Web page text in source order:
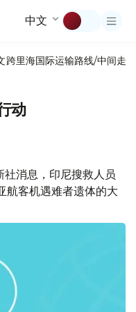
中文
跨里海国际运输路线/中间走廊
动
消息，印尼搜救人员
航客机遇难者遗体的大